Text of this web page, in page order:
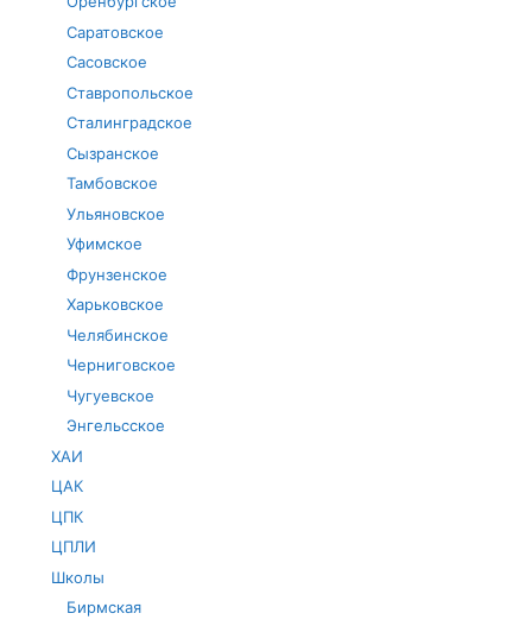
Саратовское
Сасовское
Ставропольское
Сталинградское
Сызранское
Тамбовское
Ульяновское
Уфимское
Фрунзенское
Харьковское
Челябинское
Черниговское
Чугуевское
Энгельсское
ХАИ
ЦАК
ЦПК
ЦПЛИ
Школы
Бирмская